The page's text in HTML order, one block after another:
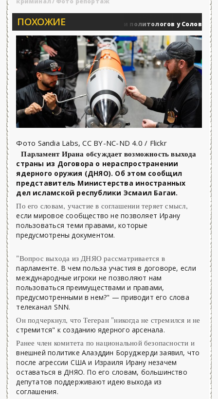
ПОХОЖИЕ
действия Вечерние баталии политологов у Соловьёва
Фото Sandia Labs, CC BY-NC-ND 4.0 / Flickr
Парламент Ирана обсуждает возможность выхода
страны из Договора о нераспространении
ядерного оружия (ДНЯО). Об этом сообщил
представитель Министерства иностранных
дел исламской республики Эсмаил Багаи.
По его словам, участие в соглашении теряет смысл,
если мировое сообщество не позволяет Ирану
пользоваться теми правами, которые
предусмотрены документом.
"Вопрос выхода из ДНЯО рассматривается в
парламенте. В чем польза участия в договоре, если
международные игроки не позволяют нам
пользоваться преимуществами и правами,
предусмотренными в нем?" — приводит его слова
телеканал SNN.
Он подчеркнул, что Тегеран "никогда не стремился и не
стремится" к созданию ядерного арсенала.
Ранее член комитета по национальной безопасности и
внешней политике Алаэддин Боруджерди заявил, что
после агрессии США и Израиля Ирану незачем
оставаться в ДНЯО. По его словам, большинство
депутатов поддерживают идею выхода из
соглашения.